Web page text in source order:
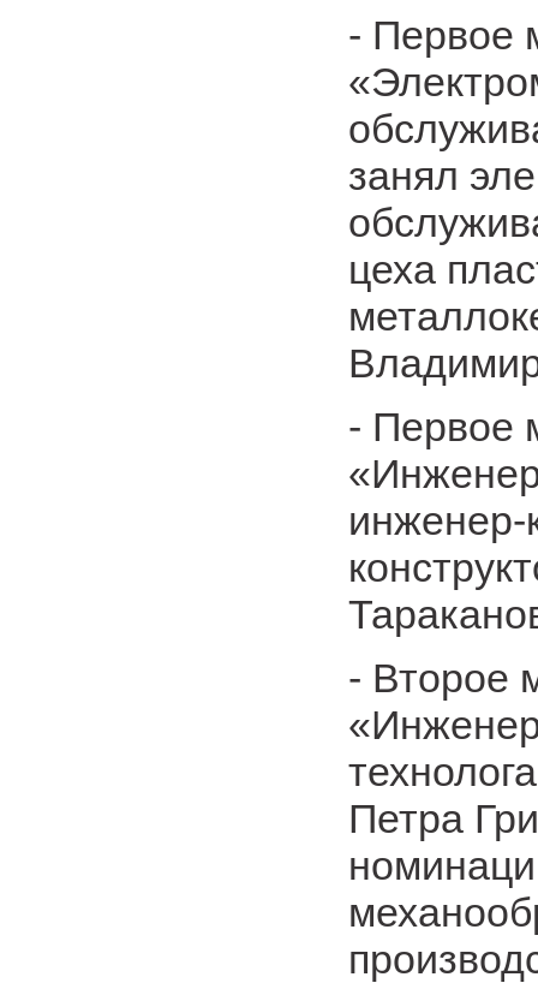
- Первое
занял
цеха
- Первое
инженер-
- Второе
Петра